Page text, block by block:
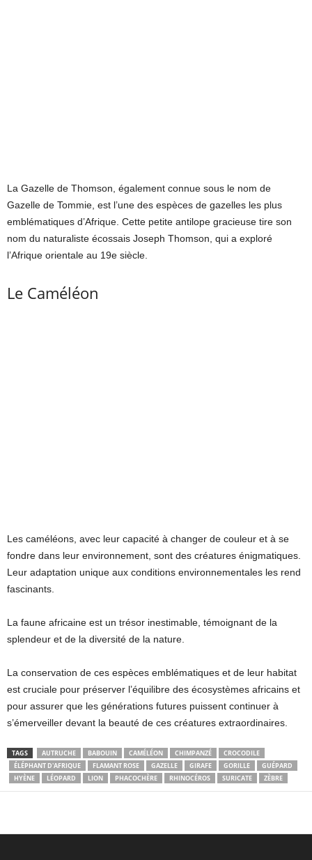
La Gazelle de Thomson, également connue sous le nom de
Gazelle de Tommie, est l’une des espèces de gazelles les plus
emblématiques d’Afrique. Cette petite antilope gracieuse tire son
nom du naturaliste écossais Joseph Thomson, qui a exploré
l’Afrique orientale au 19e siècle.
Le Caméléon
Les caméléons, avec leur capacité à changer de couleur et à se
fondre dans leur environnement, sont des créatures énigmatiques.
Leur adaptation unique aux conditions environnementales les rend
fascinants.
La faune africaine est un trésor inestimable, témoignant de la
splendeur et de la diversité de la nature.
La conservation de ces espèces emblématiques et de leur habitat
est cruciale pour préserver l’équilibre des écosystèmes africains et
pour assurer que les générations futures puissent continuer à
s’émerveiller devant la beauté de ces créatures extraordinaires.
TAGS AUTRUCHE BABOUIN CAMÉLÉON CHIMPANZÉ
CROCODILE
ÉLÉPHANT D'AFRIQUE
FLAMANT ROSE GAZELLE GIRAFE GORILLE
GUÉPARD
HYÈNE
LÉOPARD LION PHACOCHÈRE RHINOCÉROS SURICATE ZÈBRE